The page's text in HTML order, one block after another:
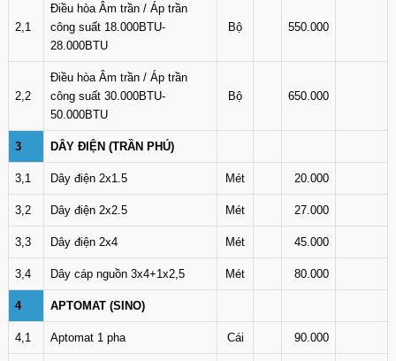
2,1
Điều hòa Âm trần / Áp trần
công suất 18.000BTU-
28.000BTU
Bộ 550.000
2,2
Điều hòa Âm trần / Áp trần
công suất 30.000BTU-
50.000BTU
Bộ 650.000
3 DÂY ĐIỆN (TRẦN PHÚ)
3,1 Dây điện 2x1.5 Mét 20.000
3,2 Dây điện 2x2.5 Mét 27.000
3,3 Dây điện 2x4 Mét 45.000
3,4 Dây cáp nguồn 3x4+1x2,5 Mét 80.000
4 APTOMAT (SINO)
4,1 Aptomat 1 pha Cái 90.000